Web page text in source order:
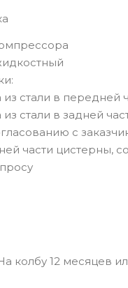
из стали в передней
из стали в задней
с
части цистерны,
или